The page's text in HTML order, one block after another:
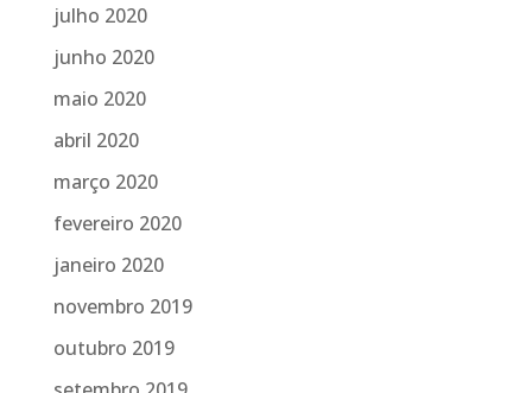
julho 2020
junho 2020
maio 2020
abril 2020
março 2020
fevereiro 2020
janeiro 2020
novembro 2019
outubro 2019